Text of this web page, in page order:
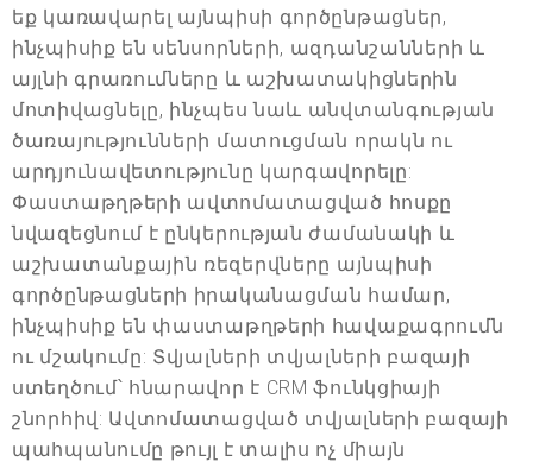
եք կառավարել այնպիսի գործընթացներ,
ինչպիսիք են սենսորների, ազդանշանների և
այլնի գրառումները և աշխատակիցներին
մոտիվացնելը, ինչպես նաև անվտանգության
ծառայությունների մատուցման որակն ու
արդյունավետությունը կարգավորելը:
Փաստաթղթերի ավտոմատացված հոսքը
նվազեցնում է ընկերության ժամանակի և
աշխատանքային ռեզերվները այնպիսի
գործընթացների իրականացման համար,
ինչպիսիք են փաստաթղթերի հավաքագրումն
ու մշակումը: Տվյալների տվյալների բազայի
ստեղծում՝ հնարավոր է CRM ֆունկցիայի
շնորհիվ: Ավտոմատացված տվյալների բազայի
պահպանումը թույլ է տալիս ոչ միայն